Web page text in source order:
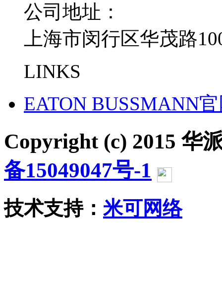
公司地址：
上海市闵行区华茂路
LINKS
EATON BUSSMANN
Copyright (c) 2015 华
备15049047号-1
技术支持： 米可网络